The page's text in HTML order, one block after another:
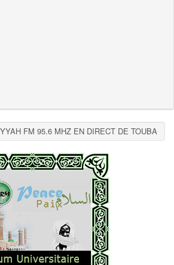
FM 95.6 MHZ EN DIRECT DE TOUBA